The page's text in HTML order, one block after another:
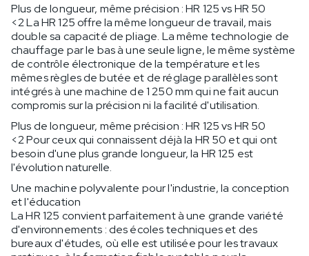
Plus de longueur, même précision : HR 125 vs HR 50
<2 La HR 125 offre la même longueur de travail, mais
double sa capacité de pliage. La même technologie de
chauffage par le bas à une seule ligne, le même système
de contrôle électronique de la température et les
mêmes règles de butée et de réglage parallèles sont
intégrés à une machine de 1 250 mm qui ne fait aucun
compromis sur la précision ni la facilité d'utilisation.
Plus de longueur, même précision : HR 125 vs HR 50
<2 Pour ceux qui connaissent déjà la HR 50 et qui ont
besoin d'une plus grande longueur, la HR 125 est
l'évolution naturelle.
Une machine polyvalente pour l'industrie, la conception
et l'éducation
La HR 125 convient parfaitement à une grande variété
d'environnements : des écoles techniques et des
bureaux d'études, où elle est utilisée pour les travaux